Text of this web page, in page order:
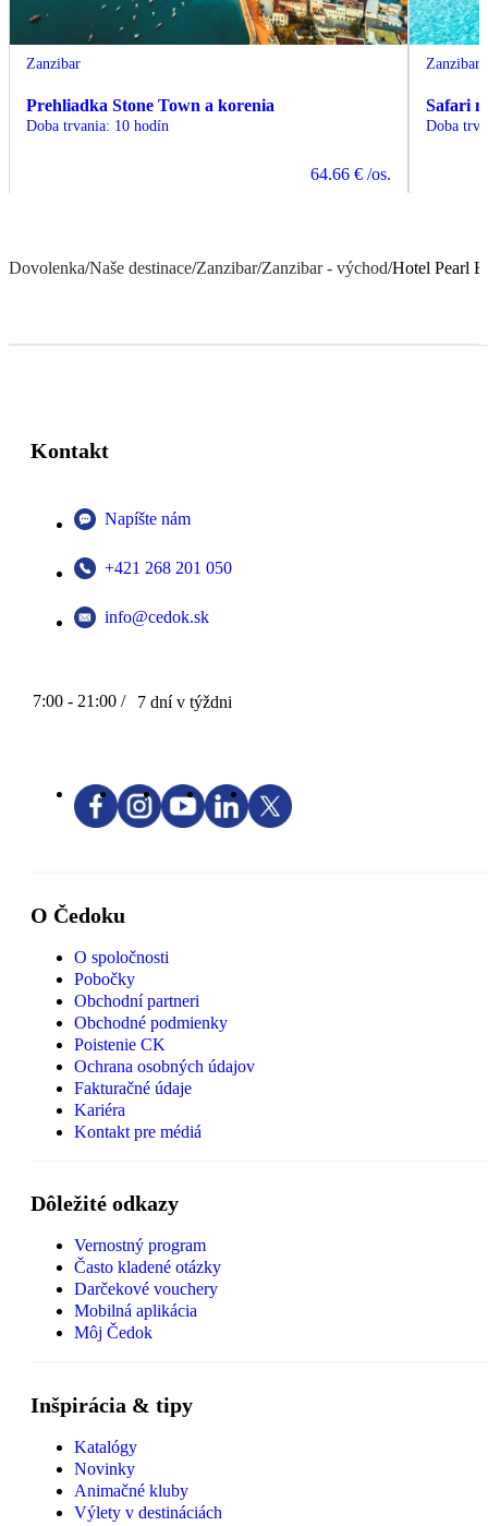
Zanzibar
Prehliadka Stone Town a korenia
Doba trvania: 10 hodín
64.66 € /os.
Zanzibar
Safari
Doba
Dovolenka/Naše destinace/Zanzibar/Zanzibar - východ/Hotel Pearl
Kontakt
Napíšte nám
+421 268 201 050
info@cedok.sk
7:00 - 21:00 / 7 dní v týždni
O Čedoku
O spoločnosti
Pobočky
Obchodní partneri
Obchodné podmienky
Poistenie CK
Ochrana osobných údajov
Fakturačné údaje
Kariéra
Kontakt pre médiá
Dôležité odkazy
Vernostný program
Často kladené otázky
Darčekové vouchery
Mobilná aplikácia
Môj Čedok
Inšpirácia & tipy
Katalógy
Novinky
Animačné kluby
Výlety v destináciách